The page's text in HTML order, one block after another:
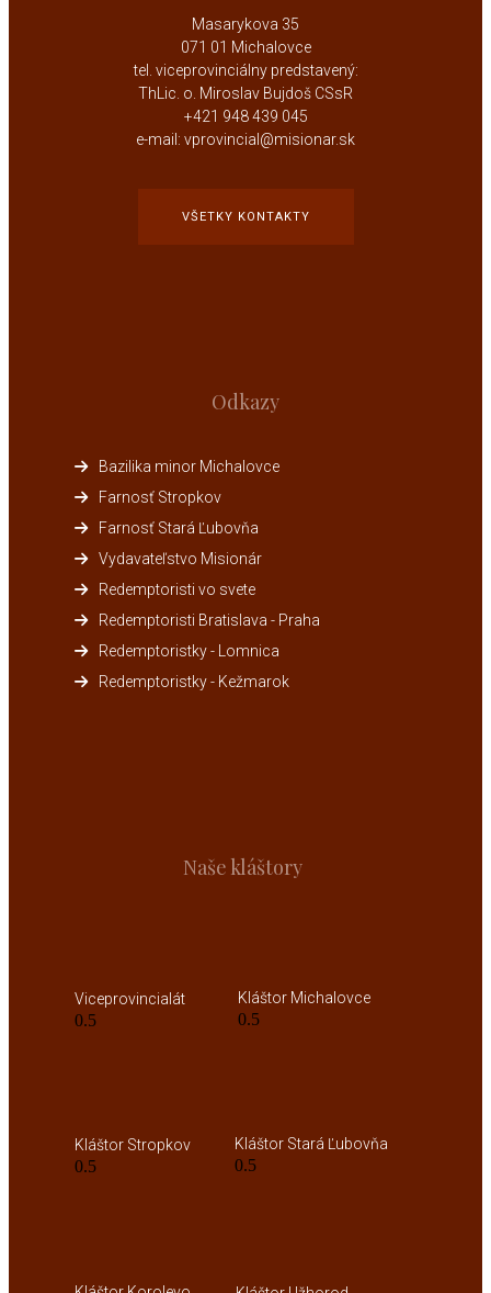
Masarykova 35
071 01 Michalovce
tel. viceprovinciálny predstavený:
ThLic. o. Miroslav Bujdoš CSsR
+421 948 439 045
e-mail: vprovincial@misionar.sk
VŠETKY KONTAKTY
Odkazy
Bazilika minor Michalovce
Farnosť Stropkov
Farnosť Stará Ľubovňa
Vydavateľstvo Misionár
Redemptoristi vo svete
Redemptoristi Bratislava - Praha
Redemptoristky - Lomnica
Redemptoristky - Kežmarok
Naše kláštory
Viceprovincialát Kláštor Michalovce
Kláštor Stropkov Kláštor Stará Ľubovňa